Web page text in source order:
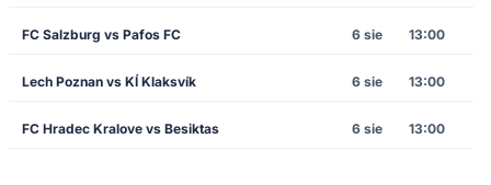
FC Salzburg vs Pafos FC 6 sie 13:00
Lech Poznan vs KÍ Klaksvík 6 sie 13:00
FC Hradec Kralove vs Besiktas 6 sie 13:00